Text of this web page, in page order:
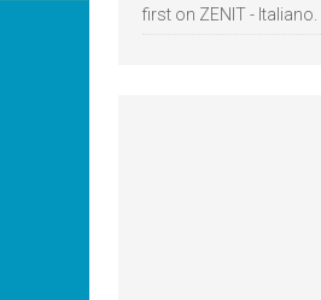
first on ZENIT - Italiano.